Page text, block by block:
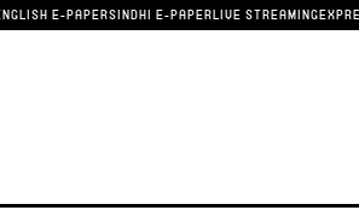
E-PAPERSINDHI E-PAPERLIVE STREAMING